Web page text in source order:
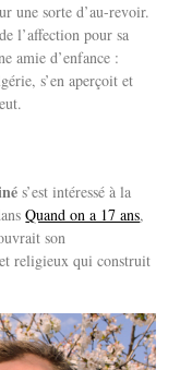
une sorte d’au-revoir.
l’affection pour sa
amie d’enfance :
s’en aperçoit et
s’est intéressé à la
Quand on a 17 ans,
son
religieux qui construit